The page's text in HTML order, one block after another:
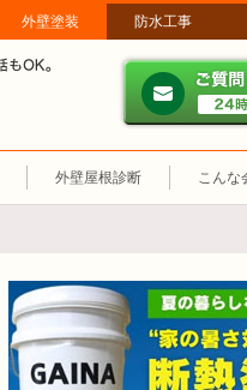
外壁塗装 防水工事
メールやパソコンが苦手
営業時間：午前8時～午後8時 年
外壁屋根診断 こんな